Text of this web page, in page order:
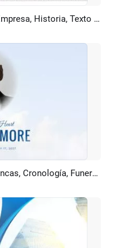
Crear IA Cronología Del Desarrollo De La Empresa, Historia, Texto E Imágenes, Introducción Y Presentación De Diapositivas
Crear IA Nubes Blancas, Vida, Palomas Blancas, Cronología, Funeral, Homenaje, Memorial